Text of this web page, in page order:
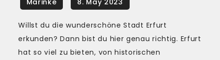
Willst du die wunderschöne Stadt Erfurt
erkunden? Dann bist du hier genau richtig. Erfurt
hat so viel zu bieten, von historischen